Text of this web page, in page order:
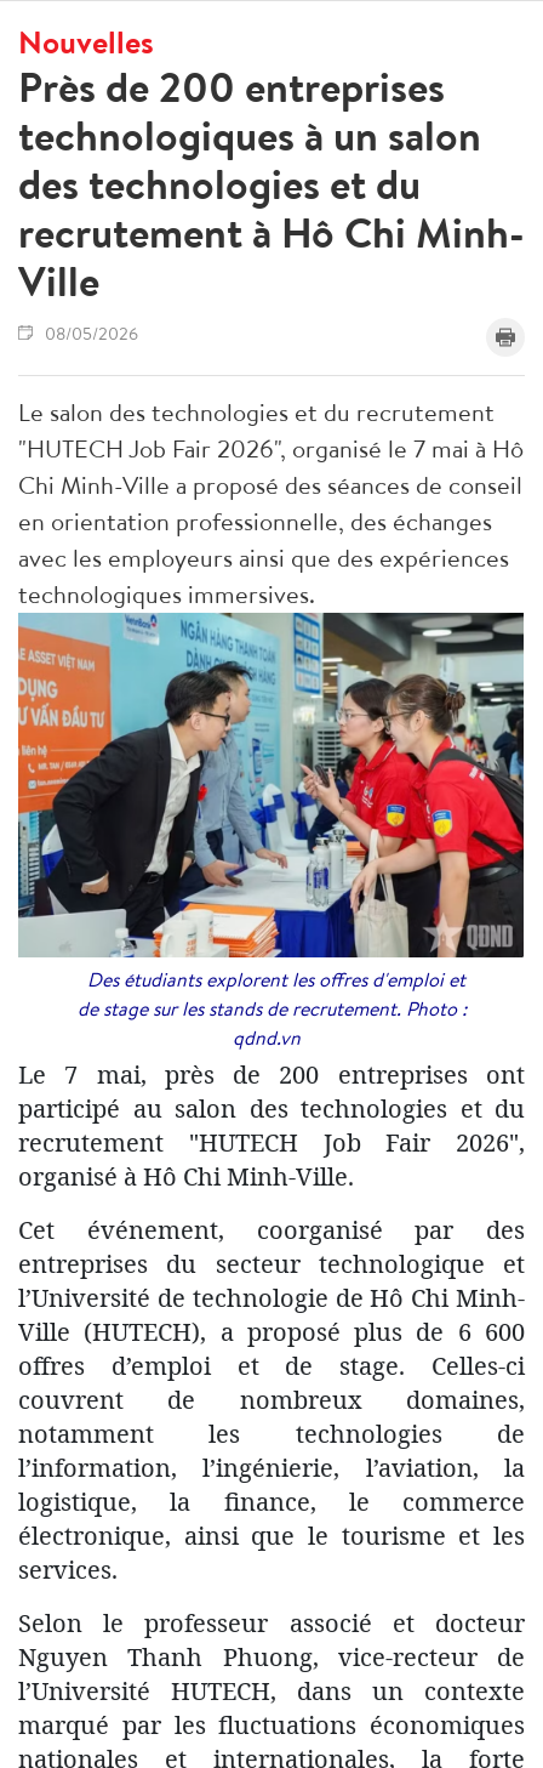
Nouvelles
Près de 200 entreprises
technologiques à un salon
des technologies et du
recrutement à Hô Chi Minh-
Ville
08/05/2026
Le salon des technologies et du recrutement
"HUTECH Job Fair 2026", organisé le 7 mai à Hô
Chi Minh-Ville a proposé des séances de conseil
en orientation professionnelle, des échanges
avec les employeurs ainsi que des expériences
technologiques immersives.
Des étudiants explorent les offres d'emploi et
de stage sur les stands de recrutement. Photo :
qdnd.vn
Le 7 mai, près de 200 entreprises ont
participé au salon des technologies et du
recrutement "HUTECH Job Fair 2026",
organisé à Hô Chi Minh-Ville.
Cet événement, coorganisé par des
entreprises du secteur technologique et
l’Université de technologie de Hô Chi Minh-
Ville (HUTECH), a proposé plus de 6 600
offres d’emploi et de stage. Celles-ci
couvrent de nombreux domaines,
notamment les technologies de
l’information, l’ingénierie, l’aviation, la
logistique, la finance, le commerce
électronique, ainsi que le tourisme et les
services.
Selon le professeur associé et docteur
Nguyen Thanh Phuong, vice-recteur de
l’Université HUTECH, dans un contexte
marqué par les fluctuations économiques
nationales et internationales, la forte